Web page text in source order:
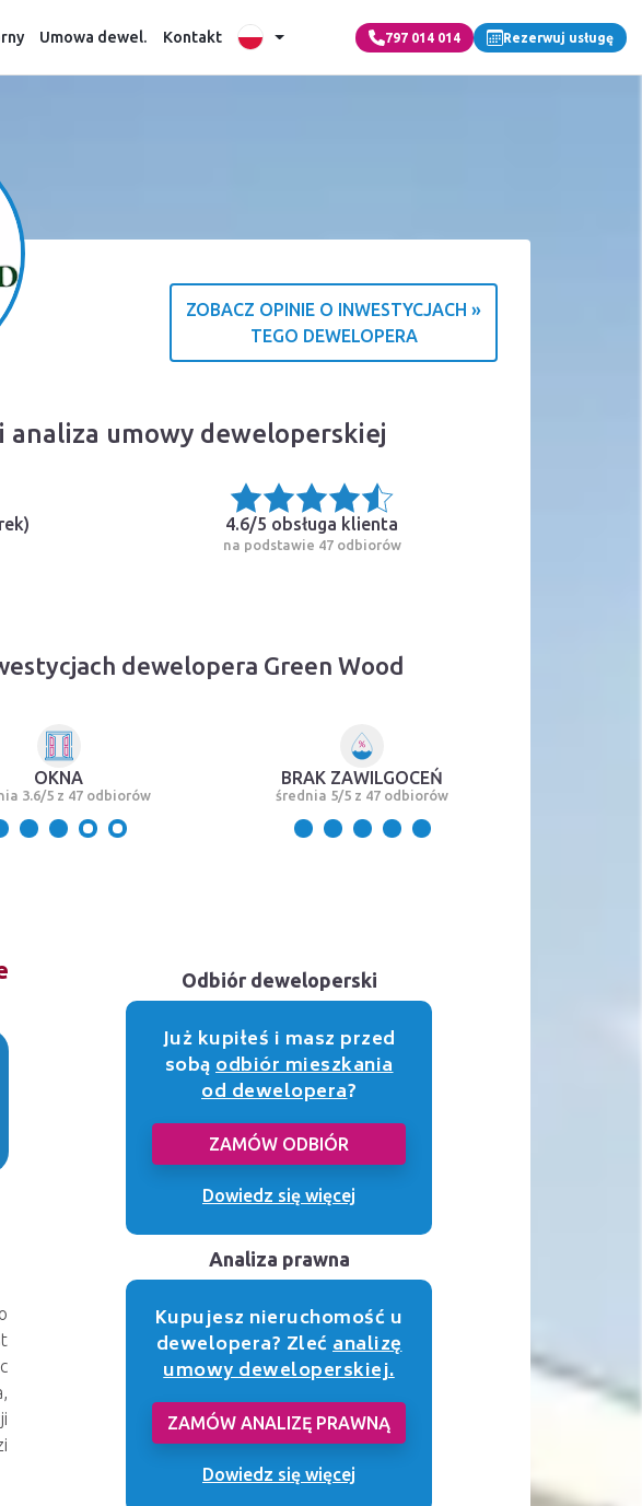
Umowa dewel. Kontakt 797 014 014 Rezerwuj usługę
ZOBACZ OPINIE O INWESTYCJACH »
TEGO DEWELOPERA
o źródle ocen
umowy deweloperskiej
) 4.6/5 obsługa klienta
na podstawie 47 odbiorów
dewelopera Green Wood
OKNA
3.6/5 z 47 odbiorów
BRAK ZAWILGOCEŃ
średnia 5/5 z 47 odbiorów
Odbiór deweloperski
Już kupiłeś i masz przed
sobąodbiór mieszkania
od dewelopera?
ZAMÓW ODBIÓR
Dowiedz się więcej
Analiza prawna
Kupujesz nieruchomość u
dewelopera? Zlećanalizę
umowy deweloperskiej.
ZAMÓW ANALIZĘ PRAWNĄ
Dowiedz się więcej